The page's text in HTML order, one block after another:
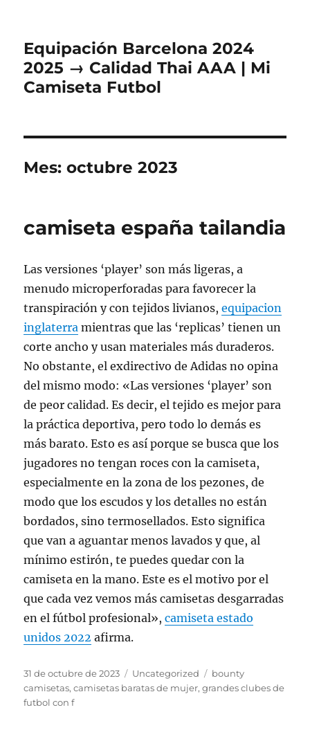
Equipación Barcelona 2024
2025 → Calidad Thai AAA | Mi
Camiseta Futbol
Mes:octubre 2023
camiseta españa tailandia
Las versiones ‘player’ son más ligeras, a
menudo microperforadas para favorecer la
transpiración y con tejidos livianos,equipacion
inglaterra mientras que las ‘replicas’ tienen un
corte ancho y usan materiales más duraderos.
No obstante, el exdirectivo de Adidas no opina
del mismo modo: «Las versiones ‘player’ son
de peor calidad. Es decir, el tejido es mejor para
la práctica deportiva, pero todo lo demás es
más barato. Esto es así porque se busca que los
jugadores no tengan roces con la camiseta,
especialmente en la zona de los pezones, de
modo que los escudos y los detalles no están
bordados, sino termosellados. Esto significa
que van a aguantar menos lavados y que, al
mínimo estirón, te puedes quedar con la
camiseta en la mano. Este es el motivo por el
que cada vez vemos más camisetas desgarradas
en el fútbol profesional»,camiseta estado
unidos 2022 afirma.
Publicado
el
31 de octubre de 2023 Categorías
Uncategorized Etiquetas
bounty
camisetas,camisetas baratas de mujer,grandes clubes de
futbol con f